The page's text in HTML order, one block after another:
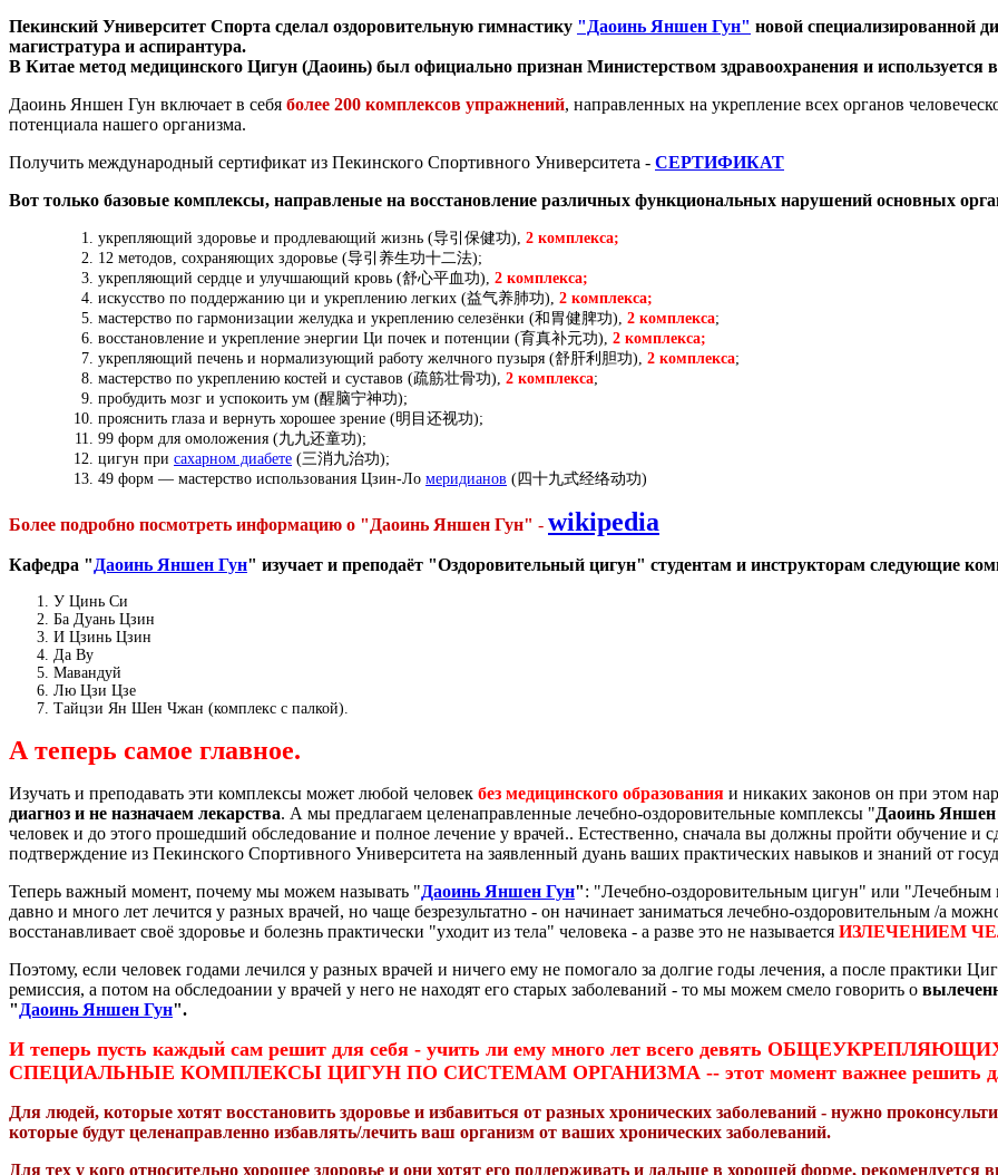
Пекинский Университет Спорта сделал оздоровительную гимнастику "Даоинь Яншен Гун" новой специализированной
магистратура и аспирантура.
В Китае метод медицинского Цигун (Даоинь) был официально признан Министерством здравоохранения и используется
Даоинь Яншен Гун включает в себя более 200 комплексов упражнений, направленных на укрепление всех органов
потенциала нашего организма.
Получить международный сертификат из Пекинского Спортивного Университета - СЕРТИФИКАТ
Вот только базовые комплексы, направленые на восстановление различных функциональных нарушений основных
укрепляющий здоровье и продлевающий жизнь (导引保健功), 2 комплекса;
12 методов, сохраняющих здоровье (导引养生功十二法);
укрепляющий сердце и улучшающий кровь (舒心平血功), 2 комплекса;
искусство по поддержанию ци и укреплению легких (益气养肺功), 2 комплекса;
мастерство по гармонизации желудка и укреплению селезёнки (和胃健脾功), 2 комплекса;
восстановление и укрепление энергии Ци почек и потенции (育真补元功), 2 комплекса;
укрепляющий печень и нормализующий работу желчного пузыря (舒肝利胆功), 2 комплекса;
мастерство по укреплению костей и суставов (疏筋壮骨功), 2 комплекса;
пробудить мозг и успокоить ум (醒脑宁神功);
прояснить глаза и вернуть хорошее зрение (明目还视功);
99 форм для омоложения (九九还童功);
цигун при сахарном диабете (三消九治功);
49 форм — мастерство использования Цзин-Ло меридианов (四十九式经络动功)
Более подробно посмотреть информацию о "Даоинь Яншен Гун" - wikipedia
Кафедра " Даоинь Яншен Гун" изучает и преподаёт "Оздоровительный цигун" студентам и инструкторам следующие
У Цинь Си
Ба Дуань Цзин
И Цзинь Цзин
Да Ву
Мавандуй
Лю Цзи Цзе
Тайцзи Ян Шен Чжан (комплекс с палкой).
А теперь самое главное.
Изучать и преподавать эти комплексы может любой человек без медицинского образования и никаких законов он при этом
диагноз и не назначаем лекарства. А мы предлагаем целенаправленные лечебно-оздоровительные комплексы "Даоинь
человек и до этого прошедший обследование и полное лечение у врачей.. Естественно, сначала вы должны пройти обучение и
подтверждение из Пекинского Спортивного Университета на заявленный дуань ваших практических навыков и знаний от
Теперь важный момент, почему мы можем называть "Даоинь Яншен Гун": "Лечебно-оздоровительным цигун" или "Лечебным
давно и много лет лечится у разных врачей, но чаще безрезультатно - он начинает заниматься лечебно-оздоровительным /а
восстанавливает своё здоровье и болезнь практически "уходит из тела" человека - а разве это не называется ИЗЛЕЧЕНИЕМ
Поэтому, если человек годами лечился у разных врачей и ничего ему не помогало за долгие годы лечения, а после практики
ремиссия, а потом на обследоании у врачей у него не находят его старых заболеваний - то мы можем смело говорить о
" Даоинь Яншен Гун".
И теперь пусть каждый сам решит для себя - учить ли ему много лет всего девять
СПЕЦИАЛЬНЫЕ КОМПЛЕКСЫ ЦИГУН ПО СИСТЕМАМ ОРГАНИЗМА -- этот момент важнее решить для
Для людей, которые хотят восстановить здоровье и избавиться от разных хронических заболеваний - нужно
которые будут целенаправленно избавлять/лечить ваш организм от ваших хронических заболеваний.
Для тех у кого относительно хорошее здоровье и они хотят его поддерживать и дальше в хорошей форме,